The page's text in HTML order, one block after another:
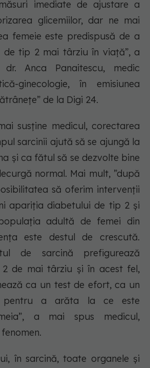
imediate de ajustare a
glicemiilor, dar ne mai
femeie este predispusă de a
de tip 2 mai târziu în viață”, a
Anca Panaitescu, medic
ginecologie, în emisiunea
de la Digi 24.
susține medicul, corectarea
sarcinii ajută să se ajungă la
și ca fătul să se dezvolte bine
normal. Mai mult, ”după
să oferim intervenții
apariția diabetului de tip 2 și
adultă de femei din
este destul de crescută.
de sarcină prefigurează
de mai târziu și în acest fel,
ca un test de efort, ca un
a arăta la ce este
a mai spus medicul,
în sarcină, toate organele și